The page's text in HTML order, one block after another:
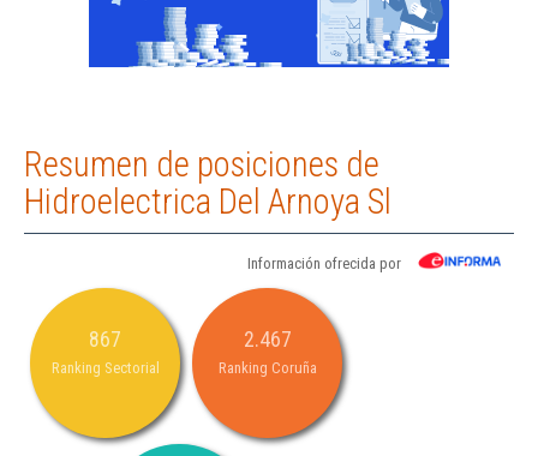
Resumen de posiciones de
Hidroelectrica Del Arnoya Sl
Información ofrecida por
867
Ranking Sectorial
2.467
Ranking Coruña